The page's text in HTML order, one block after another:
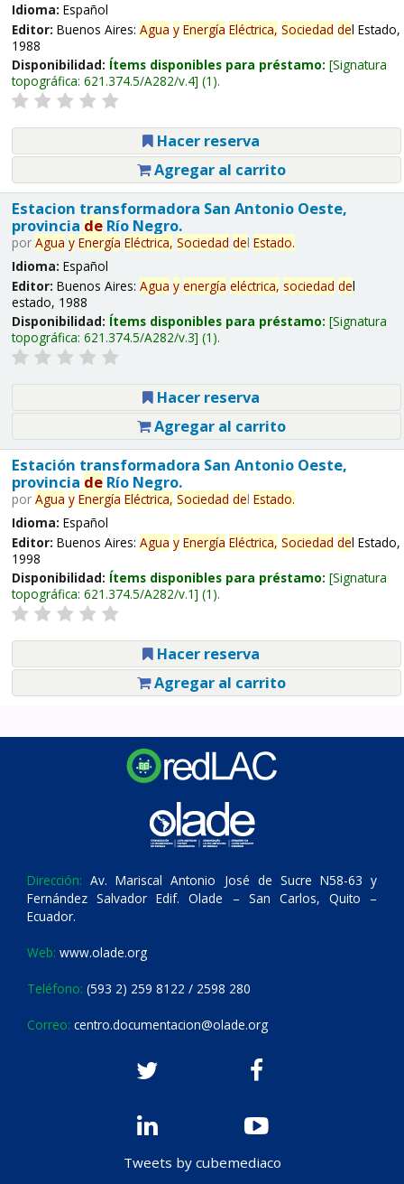
Idioma: Español
Editor: Buenos Aires: Agua y Energía Eléctrica, Sociedad del Estado,
1988
Disponibilidad: Ítems disponibles para préstamo: Signatura
topográfica: 621.374.5/A282/v.4 (1).
Hacer reserva
Agregar al carrito
Estacion transformadora San Antonio Oeste,
provincia deRío Negro.
por Agua y Energía Eléctrica, Sociedad del Estado.
Idioma: Español
Editor: Buenos Aires: Agua y energía eléctrica, sociedad del
estado, 1988
Disponibilidad: Ítems disponibles para préstamo: Signatura
topográfica: 621.374.5/A282/v.3 (1).
Hacer reserva
Agregar al carrito
Estación transformadora San Antonio Oeste,
provincia deRío Negro.
por Agua y Energía Eléctrica, Sociedad del Estado.
Idioma: Español
Editor: Buenos Aires: Agua y Energía Eléctrica, Sociedad del Estado,
1998
Disponibilidad: Ítems disponibles para préstamo: Signatura
topográfica: 621.374.5/A282/v.1 (1).
Hacer reserva
Agregar al carrito
Dirección: Av. Mariscal Antonio José de Sucre N58-63 y
Fernández Salvador Edif. Olade – San Carlos, Quito –
Ecuador.
Web: www.olade.org
Teléfono: (593 2) 259 8122 / 2598 280
Correo: centro.documentacion@olade.org
Tweets by cubemediaco